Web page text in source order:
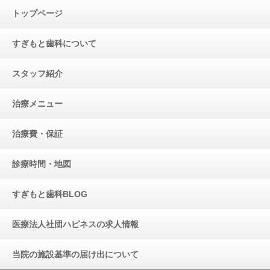
トップページ
すぎもと歯科について
スタッフ紹介
治療メニュー
治療費・保証
診療時間・地図
すぎもと歯科BLOG
医療法人社団ハピネスの求人情報
当院の施設基準の届け出について